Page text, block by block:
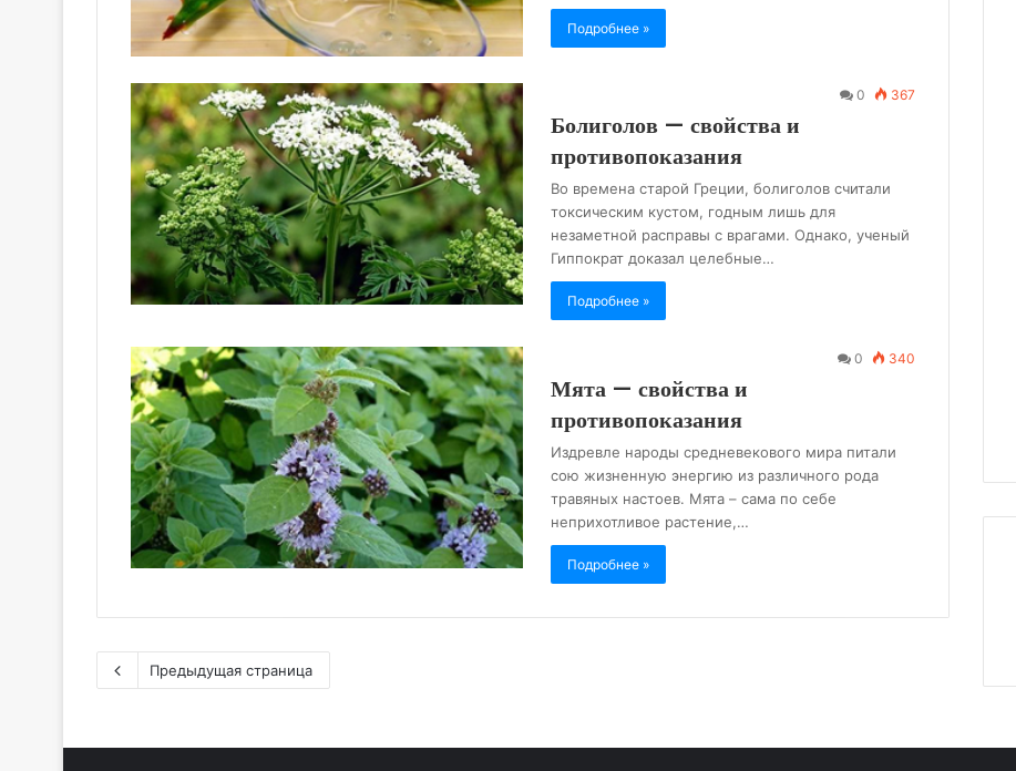
Подробнее »
0 367
Болиголов — свойства и
противопоказания
Во времена старой Греции, болиголов считали
токсическим кустом, годным лишь для
незаметной расправы с врагами. Однако, ученый
Гиппократ доказал целебные…
Подробнее »
0 340
Мята — свойства и
противопоказания
Издревле народы средневекового мира питали
сою жизненную энергию из различного рода
травяных настоев. Мята – сама по себе
неприхотливое растение,…
Подробнее »
Предыдущая страница